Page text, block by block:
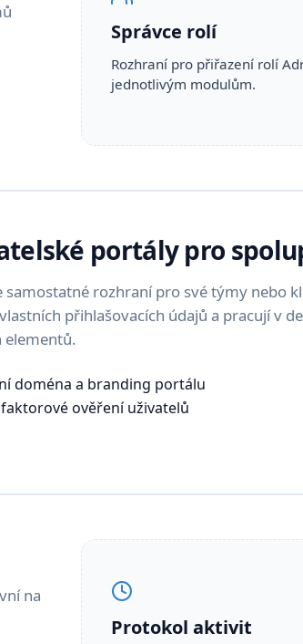
Správce rolí
Rozhraní pro přiřazení rolí
jednotlivým modulům.
portály pro
samostatné rozhraní pro své týmy nebo
přihlašovacích údajů a pracují v
elementů.
doména a branding portálu
ověření uživatelů
na
Protokol aktivit